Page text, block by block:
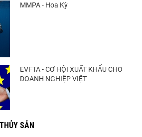
MMPA - Hoa Kỳ
EVFTA - CƠ HỘI XUẤT KHẨU CHO
DOANH NGHIỆP VIỆT
SẢN